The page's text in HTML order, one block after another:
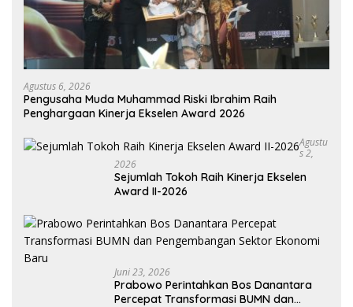
Agustus 6, 2026
Pengusaha Muda Muhammad Riski Ibrahim Raih
Penghargaan Kinerja Ekselen Award 2026
Agustu
S 2,
2026
Sejumlah Tokoh Raih Kinerja Ekselen
Award II-2026
Juni 23, 2026
Prabowo Perintahkan Bos Danantara
Percepat Transformasi BUMN dan